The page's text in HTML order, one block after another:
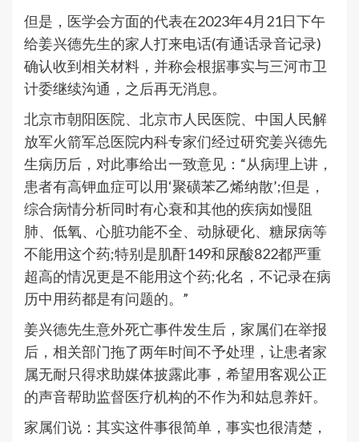
但是，医学会方面的代表在2023年4月21日下午
给姜兴德先生的家人打来电话(有通话录音记录)
确认收到相关材料，并称会根据事实与三河市卫
计委继续沟通，之后再无消息。
北京市朝阳医院、北京市人民医院、中国人民解
放军火箭军总医院内科专家们经过研究姜兴德先
生病历后，对此事给出一致意见：“从病理上讲，
患者有高钾血症可以用‘聚磺苯乙烯纳散’;但是，
综合病情分析同时有心衰和其他的疾病如慢阻
肺、低氧、心脏功能不全、动脉硬化、糖尿病等
不能用这个药;特别是肌酐149和尿酸822都严重
超高的情况更是不能用这个药;化名，不记录在病
历中用药都是有问题的。”
姜兴德先生意外死亡事件发生后，家属们在举报
后，相关部门拖了两年时间不予处理，让患者家
属无耐只得求助媒体披露此事，希望用客观公正
的声音帮助监督医疗机构的不作为和姑息养奸。
家属们说：其实这件事很简单，事实也很清楚，